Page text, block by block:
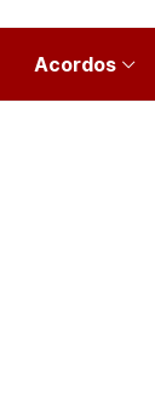
Acordos